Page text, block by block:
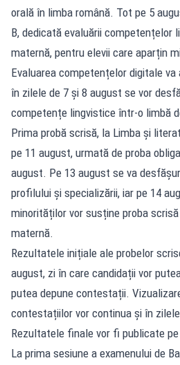
orală în limba română. Tot pe 5
B, dedicată evaluării competențelor
maternă, pentru elevii care aparțin
Evaluarea competențelor digitale va
în zilele de 7 și 8 august se vor
competențe lingvistice într-o limbă
Prima probă scrisă, la Limba și
pe 11 august, urmată de proba
august. Pe 13 august se va
profilului și specializării, iar pe 14
minorităților vor susține proba
maternă.
Rezultatele inițiale ale probelor
august, zi în care candidații vor
putea depune contestații.
contestațiilor vor continua și în
Rezultatele finale vor fi publicate
La prima sesiune a examenului de